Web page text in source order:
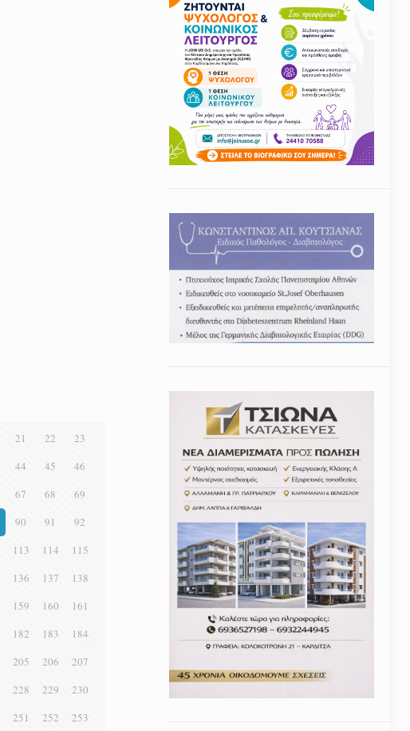
21 22
23
44 45
46
67 68
69
90 91
92
113 114
115
136 137
138
159 160
161
182 183
184
205 206
207
228 229
230
251 252
253